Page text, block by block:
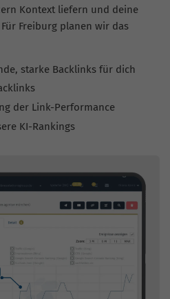
Kontext liefern und deine
Freiburg planen wir das
starke Backlinks für dich
der Link-Performance
KI-Rankings